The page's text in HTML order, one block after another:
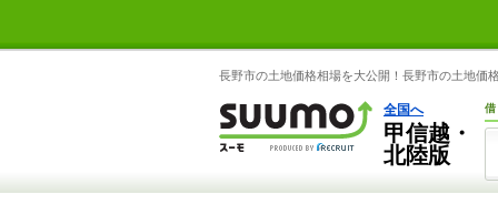
長野市の土地価格相場を大公開！長野市の土地価
全国へ
甲信越・
北陸版
借